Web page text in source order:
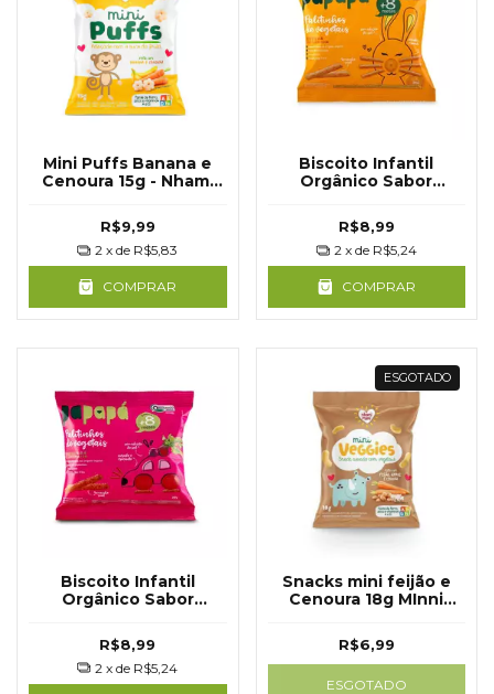
Mini Puffs Banana e
Cenoura 15g - Nhami
R$9,99
2 x de R$5,83
COMPRAR
Biscoito Infantil
Orgânico Sabor
R$8,99
2 x de R$5,24
COMPRAR
Biscoito Infantil
Orgânico Sabor
Papapá
R$8,99
2 x de R$5,24
ESGOTADO
Snacks mini feijão e
Cenoura 18g MInni
R$6,99
ESGOTADO